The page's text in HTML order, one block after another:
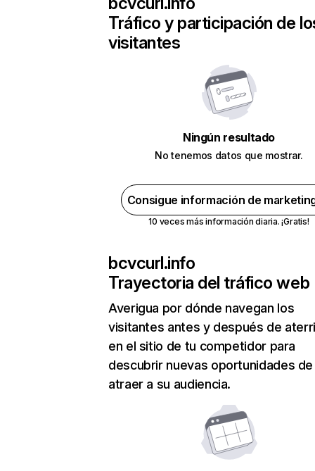
Tráfico y participación de
visitantes
Ningún resultado
No tenemos datos que mostrar.
Consigue información de
10 veces más información diaria. ¡Gratis!
bcvcurl.info
Trayectoria del tráfico web
Averigua por dónde navegan los
visitantes antes y después de
en el sitio de tu competidor para
descubrir nuevas oportunidades de
atraer a su audiencia.